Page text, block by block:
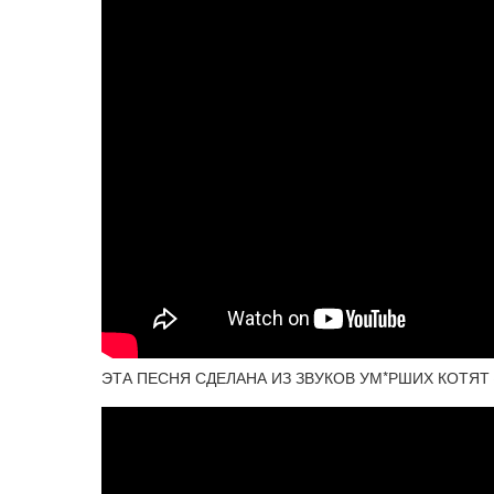
ЭТА ПЕСНЯ СДЕЛАНА ИЗ ЗВУКОВ УМ*РШИХ КОТЯТ -